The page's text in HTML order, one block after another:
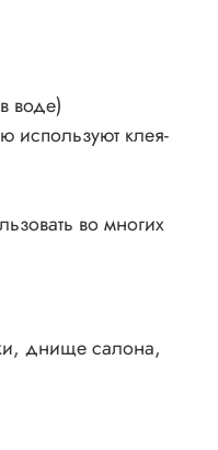
воде)
используют клея-
во многих
днище салона,